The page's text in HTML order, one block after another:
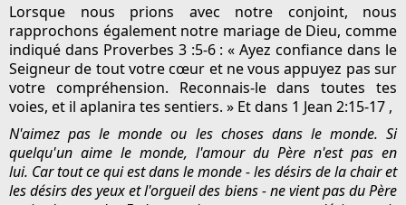
Lorsque nous prions avec notre conjoint, nous
rapprochons également notre mariage de Dieu, comme
indiqué dans Proverbes 3 :5-6 : « Ayez confiance dans le
Seigneur de tout votre cœur et ne vous appuyez pas sur
votre compréhension. Reconnais-le dans toutes tes
voies, et il aplanira tes sentiers. » Et dans 1 Jean 2:15-17 ,
N'aimez pas le monde ou les choses dans le monde. Si
quelqu'un aime le monde, l'amour du Père n'est pas en
lui. Car tout ce qui est dans le monde - les désirs de la chair et
les désirs des yeux et l'orgueil des biens - ne vient pas du Père